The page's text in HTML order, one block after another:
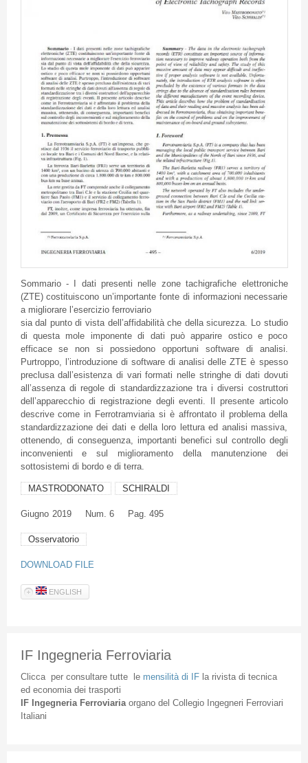
Sommario - I dati presenti nelle zone tachigrafiche elettroniche
(ZTE) costituiscono un’importante fonte di informazioni necessarie
a migliorare l’esercizio ferroviario
sia dal punto di vista dell’affidabilità che della sicurezza. Lo studio
di questa mole imponente di dati può apparire ostico e poco
efficace se non si possiedono opportuni software di analisi.
Purtroppo, l’introduzione di software di analisi delle ZTE è spesso
preclusa dall’esistenza di vari formati nelle stringhe di dati dovuti
all’assenza di regole di standardizzazione tra i diversi costruttori
dell’apparecchio di registrazione degli eventi. Il presente articolo
descrive come in Ferrotramviaria si è affrontato il problema della
standardizzazione dei dati e della loro lettura ed analisi massiva,
ottenendo, di conseguenza, importanti benefici sul controllo degli
inconvenienti e sul miglioramento della manutenzione dei
sottosistemi di bordo e di terra.
MASTRODONATO SCHIRALDI
Giugno 2019 Num. 6 Pag. 495
Osservatorio
DOWNLOAD FILE
ENGLISH
IF Ingegneria Ferroviaria
Cliccaper consultare tuttele mensilità di IFla rivista di tecnica
ed economia dei trasporti
IF Ingegneria Ferroviaria organodel Collegio Ingegneri Ferroviari
Italiani